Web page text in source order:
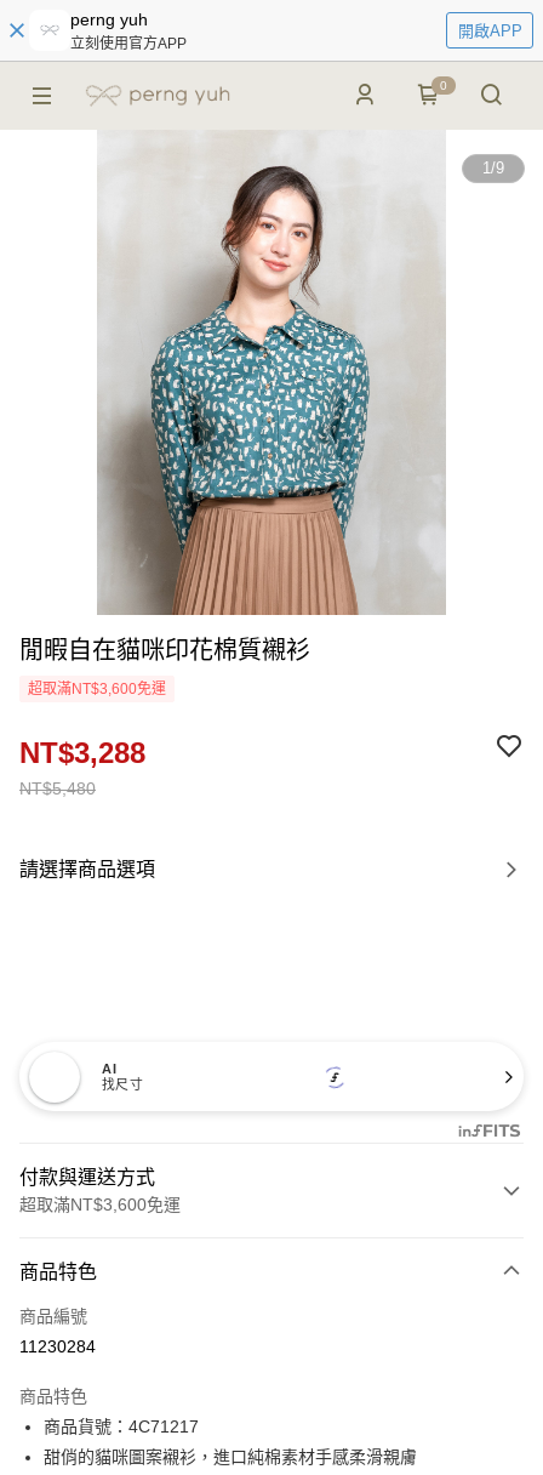
perng yuh
立刻使用官方APP
開啟APP
0
1/9
閒暇自在貓咪印花棉質襯衫
超取滿NT$3,600免運
NT$5,480
NT$3,288
請選擇商品選項
AI
找尺寸
付款與運送方式
超取滿NT$3,600免運
信用卡一次付款
信用卡分期付款
合作金庫商業銀行
華南商業銀行
上海商業儲蓄銀行
台北富邦商業銀行
LINE Pay
Apple Pay
商品特色
商品編號
11230284
商品特色
商品貨號：4C71217
甜俏的貓咪圖案襯衫，進口純棉素材手感柔滑親膚